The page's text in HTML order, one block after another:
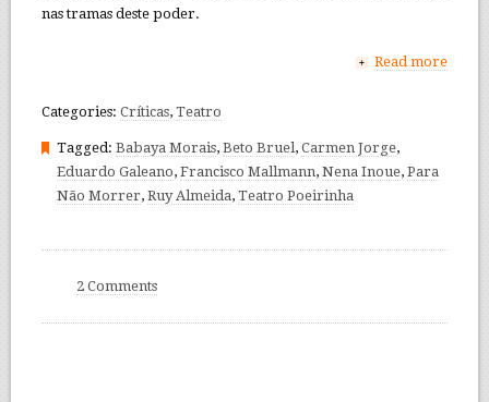
nas tramas deste poder.
+ Read more
Categories: Críticas, Teatro
Tagged: Babaya Morais, Beto Bruel, Carmen Jorge,
Eduardo Galeano, Francisco Mallmann, Nena Inoue, Para
Não Morrer, Ruy Almeida, Teatro Poeirinha
2 Comments